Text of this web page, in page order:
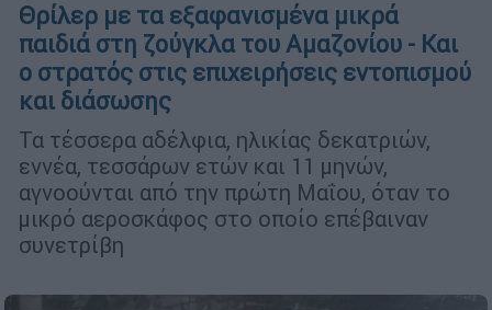
Θρίλερ με τα εξαφανισμένα μικρά
παιδιά στη ζούγκλα του Αμαζονίου - Και
ο στρατός στις επιχειρήσεις εντοπισμού
και διάσωσης
Τα τέσσερα αδέλφια, ηλικίας δεκατριών,
εννέα, τεσσάρων ετών και 11 μηνών,
αγνοούνται από την πρώτη Μαΐου, όταν το
μικρό αεροσκάφος στο οποίο επέβαιναν
συνετρίβη